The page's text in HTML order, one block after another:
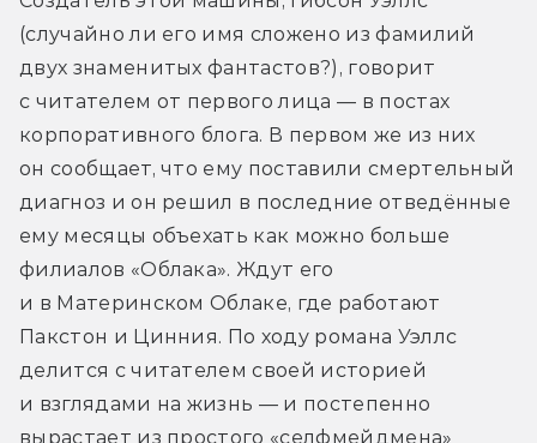
(случайно ли его имя сложено из фамилий
двух знаменитых фантастов?), говорит
с читателем от первого лица — в постах
корпоративного блога. В первом же из них
он сообщает, что ему поставили смертельный
диагноз и он решил в последние отведённые
ему месяцы объехать как можно больше
филиалов «Облака». Ждут его
и в Материнском Облаке, где работают
Пакстон и Цинния. По ходу романа Уэллс
делится с читателем своей историей
и взглядами на жизнь — и постепенно
вырастает из простого «селфмейдмена»